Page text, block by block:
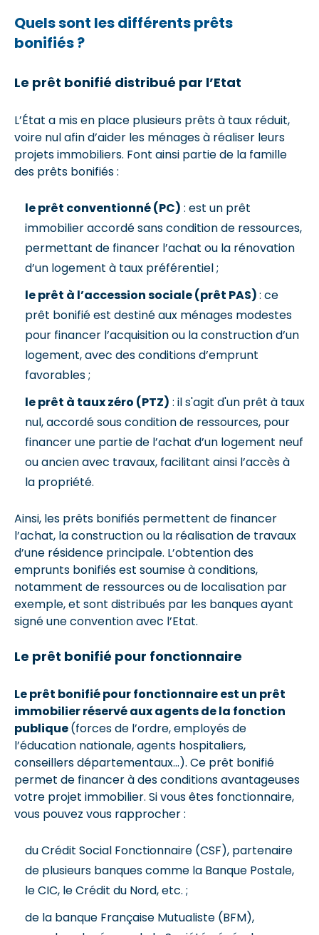
Quels sont les différents prêts
bonifiés ?
Le prêt bonifié distribué par l’Etat
L’État a mis en place plusieurs prêts à taux réduit,
voire nul afin d’aider les ménages à réaliser leurs
projets immobiliers. Font ainsi partie de la famille
des prêts bonifiés :
le prêt conventionné (PC) : est un prêt
immobilier accordé sans condition de ressources,
permettant de financer l’achat ou la rénovation
d’un logement à taux préférentiel ;
le prêt à l’accession sociale (prêt PAS): ce
prêt bonifié est destiné aux ménages modestes
pour financer l’acquisition ou la construction d’un
logement, avec des conditions d’emprunt
favorables ;
le prêt à taux zéro (PTZ) : il s'agit d'un prêt à taux
nul, accordé sous condition de ressources, pour
financer une partie de l’achat d’un logement neuf
ou ancien avec travaux, facilitant ainsi l’accès à
la propriété.
Ainsi, les prêts bonifiés permettent de financer
l’achat, la construction ou la réalisation de travaux
d’une résidence principale. L’obtention des
emprunts bonifiés est soumise à conditions,
notamment de ressources ou de localisation par
exemple, et sont distribués par les banques ayant
signé une convention avec l’Etat.
Le prêt bonifié pour fonctionnaire
Le prêt bonifié pour fonctionnaire est un prêt
immobilier réservé aux agents de la fonction
publique(forces de l’ordre, employés de
l’éducation nationale, agents hospitaliers,
conseillers départementaux…). Ce prêt bonifié
permet de financer à des conditions avantageuses
votre projet immobilier. Si vous êtes fonctionnaire,
vous pouvez vous rapprocher :
du Crédit Social Fonctionnaire (CSF), partenaire
de plusieurs banques comme la Banque Postale,
le CIC, le Crédit du Nord, etc. ;
de la banque Française Mutualiste (BFM),